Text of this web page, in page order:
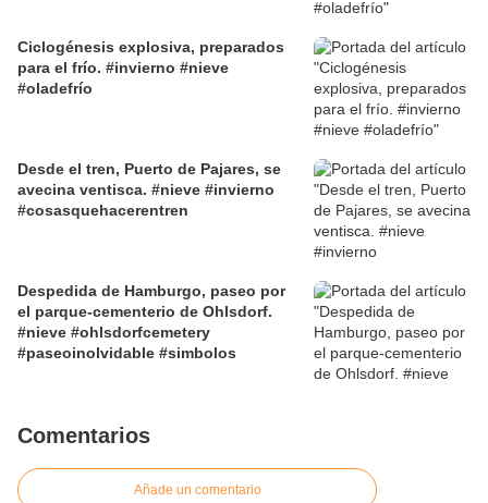
Ciclogénesis explosiva, preparados
para el frío. #invierno #nieve
#oladefrío
Desde el tren, Puerto de Pajares, se
avecina ventisca. #nieve #invierno
#cosasquehacerentren
Despedida de Hamburgo, paseo por
el parque-cementerio de Ohlsdorf.
#nieve #ohlsdorfcemetery
#paseoinolvidable #simbolos
Comentarios
Añade un comentario